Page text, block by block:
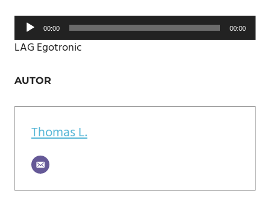
Audio-
Player
00:00 00:00
LAG Egotronic
AUTOR
Thomas L.